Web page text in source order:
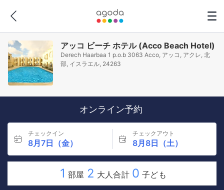
アッコ ビーチ ホテル (Acco Beach Hotel)
Derech Haarbaa 1 p.o.b 3063 Acco, アッコ, アクレ, 北
部, イスラエル, 24263
オンライン予約
チェックイン
8月7日（金）
チェックアウト
8月8日（土）
1 部屋 2 大人合計 0 子ども